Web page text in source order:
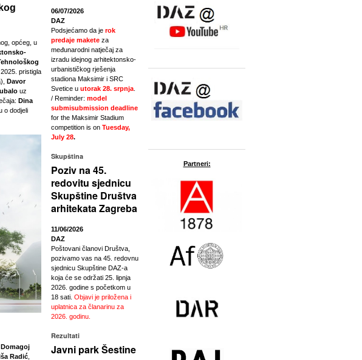
općeg, u
pristigla
Davor
uz
Dina
o dodjeli
Domagoj
Radić
06/07/2026
DAZ
Podsjećamo da je rok
predaje makete za
međunarodni natječaj za
izradu idejnog arhitektonsko-
urbanističkog rješenja
stadiona Maksimir i SRC
Svetice u utorak 28. srpnja
/ Reminder: model
submisubmission deadline
for the Maksimir Stadium
competition is on Tuesday,
July 28.
Skupština
Poziv na 45.
redovitu sjednicu
Skupštine Društva
arhitekata Zagreba
11/06/2026
DAZ
Poštovani članovi Društva,
pozivamo vas na 45. redovnu
sjednicu Skupštine DAZ-a
koja će se održati 25. lipnja
2026. godine s početkom u
18 sati. Objavi je priložena i
uplatnica za članarinu za
2026. godinu.
Rezultati
Javni park Šestine
Partneri: